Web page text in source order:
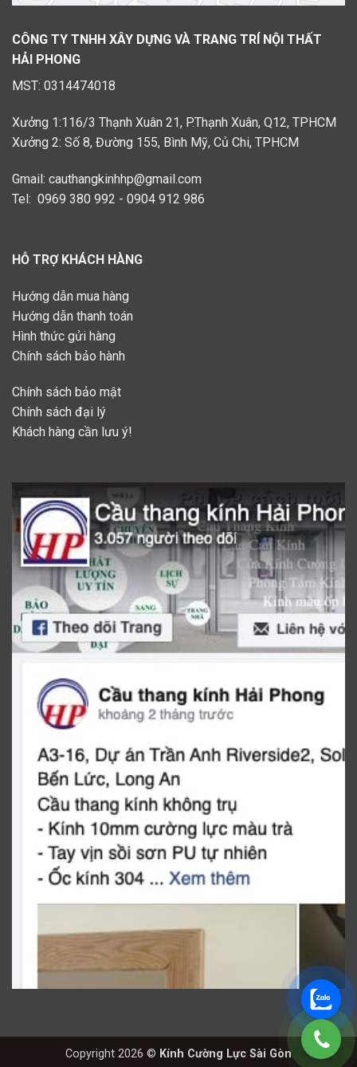
CÔNG TY TNHH XÂY DỰNG VÀ TRANG TRÍ NỘI THẤT
HẢI PHONG
MST: 0314474018
Xưởng 1:116/3 Thạnh Xuân 21, P.Thạnh Xuân, Q12, TPHCM
Xưởng 2: Số 8, Đường 155, Bình Mỹ, Củ Chi, TPHCM
Gmail: cauthangkinhhp@gmail.com
Tel: 0969 380 992 - 0904 912 986
HỖ TRỢ KHÁCH HÀNG
Hướng dẫn mua hàng
Hướng dẫn thanh toán
Hình thức gửi hàng
Chính sách bảo hành
Chính sách bảo mật
Chính sách đại lý
Khách hàng cần lưu ý!
Copyright 2026 © Kính Cường Lực Sài Gòn